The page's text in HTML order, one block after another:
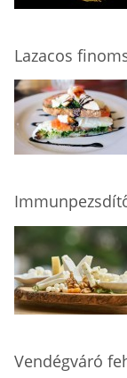
Lazacos
Vendégváró